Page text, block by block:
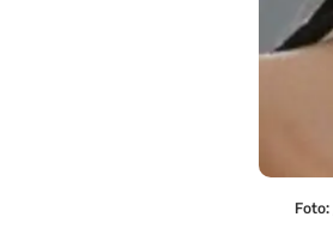
Foto: